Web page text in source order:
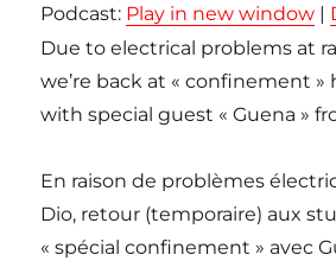
Podcast: Play in new window |
Due to electrical problems at
we’re back at « confinement
with special guest « Guena »
En raison de problèmes
Dio, retour (temporaire) aux
« spécial confinement » avec